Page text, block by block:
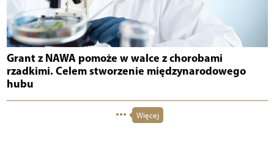
Grant z NAWA pomoże w walce z chorobami
rzadkimi. Celem stworzenie międzynarodowego
hubu
Więcej